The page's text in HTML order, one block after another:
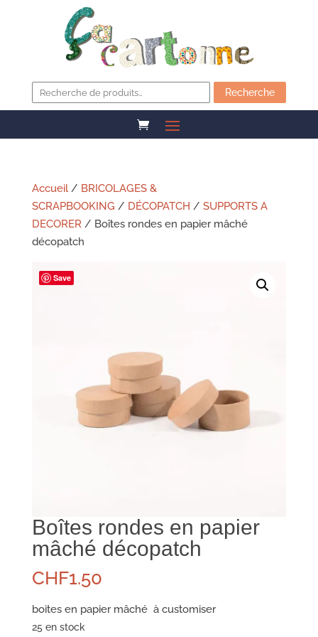
pour :
Recherche
Accueil/ BRICOLAGES &
SCRAPBOOKING / DÉCOPATCH / SUPPORTS A
DECORER/ Boîtes rondes en papier mâché
décopatch
Save
Boîtes rondes en papier
mâché décopatch
CHF1.50
boites en papier mâché à customiser
25 en stock